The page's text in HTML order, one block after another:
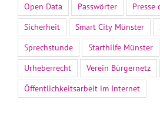
Open Data
Passwörter Presse
Sicherheit
Smart City Münster
Sprechstunde
Starthilfe Münster
Urheberrecht
Verein Bürgernetz
Öffentlichkeitsarbeit im Internet